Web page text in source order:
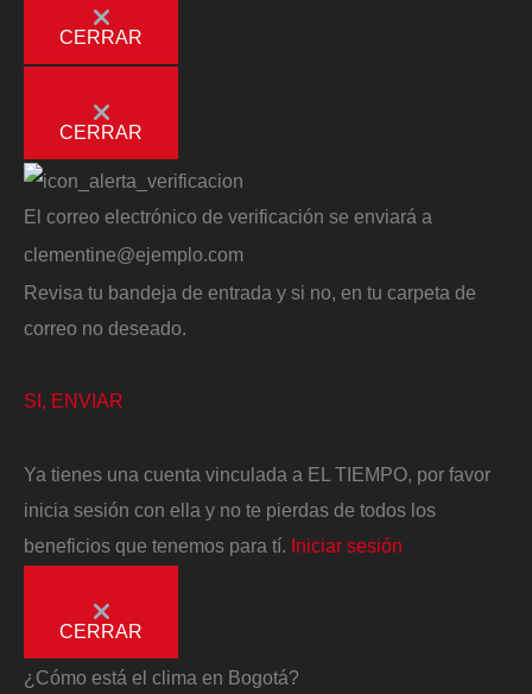
CERRAR
CERRAR
El correo electrónico de verificación se enviará a
clementine@ejemplo.com
Revisa tu bandeja de entrada y si no, en tu carpeta de
correo no deseado.
SI, ENVIAR
Ya tienes una cuenta vinculada a EL TIEMPO, por favor
inicia sesión con ella y no te pierdas de todos los
beneficios que tenemos para tí. Iniciar sesión
CERRAR
¿Cómo está el clima en Bogotá?